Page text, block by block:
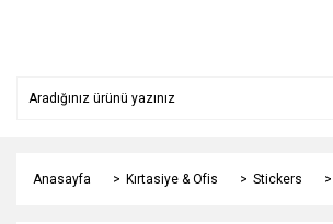
Anasayfa Kırtasiye & Ofis Stickers